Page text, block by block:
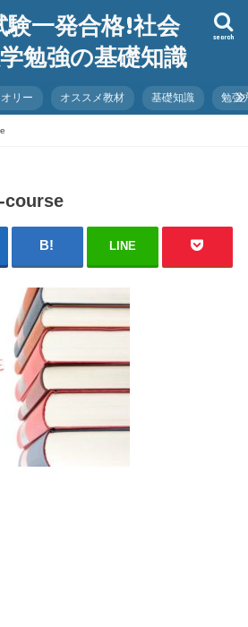
験一発合格!社会
勉強の基礎知識
search
リー オススメ教材 基礎知識 勉強
course
LINE